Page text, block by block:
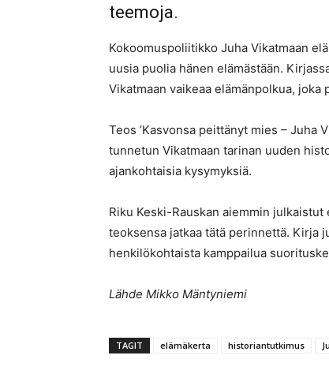
teemoja.
Kokoomuspoliitikko Juha Vikatmaan
uusia puolia hänen elämästään.
Vikatmaan vaikeaa elämänpolkua, joka
Teos ’Kasvonsa peittänyt mies – Juha
tunnetun Vikatmaan tarinan uuden
ajankohtaisia kysymyksiä.
Riku Keski-Rauskan aiemmin
teoksensa jatkaa tätä perinnettä. Kirja
henkilökohtaista kamppailua
Lähde Mikko Mäntyniemi
TAGIT elämäkerta historiantutkimus